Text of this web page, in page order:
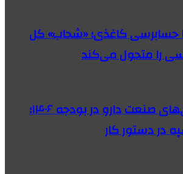
حسابرسی کاغذی؛ «شحاب» کل
را متحول می‌کند
تسویه بدهی‌های صنعت دارو در بودجه ۱۴۰۶؛
در دستور کار